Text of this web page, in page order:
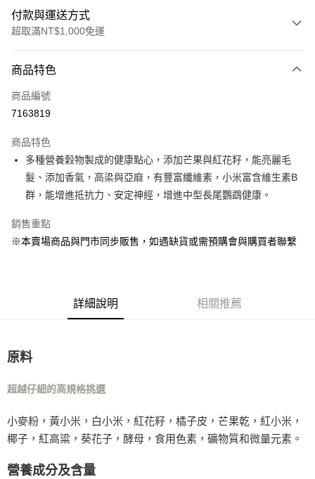
付款與運送方式
超取滿NT$1,000免運
信用卡一次付款
超商取貨付款
Apple Pay
街口支付
運送方式
宅配
每筆NT$160，滿NT$5,000(含以上)免運費
付款後門市自取
免運費
商品特色
商品編號
7163819
商品特色
多種營養穀物製成的健康點心，添加芒果與紅花籽，能亮麗毛
髮、添加香氣，高梁與亞麻，有豐富纖維素，小米富含維生素B
群，能增進抵抗力、安定神經，增進中型長尾鸚鵡健康。
銷售重點
※本賣場商品與門市同步販售，如遇缺貨或需預購會與購買者聯繫
詳細說明 相關推薦
原料
超越仔細的高規格挑選
小麥粉，黃小米，白小米，紅花籽，橘子皮，芒果乾，紅小米，
椰子，紅高粱，葵花子，酵母，食用色素，礦物質和微量元素。
營養成分及含量